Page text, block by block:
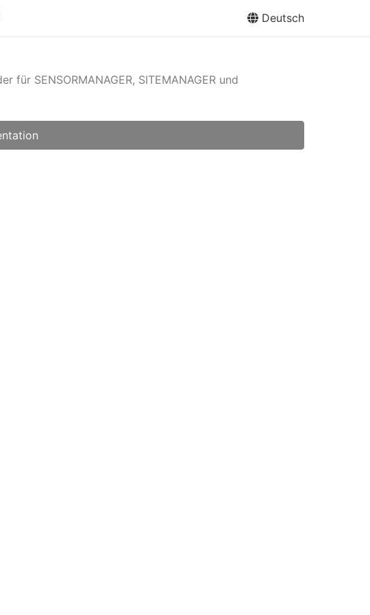
Deutsch
für SENSORMANAGER, SITEMANAGER und